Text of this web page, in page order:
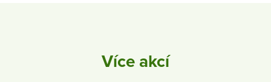
Více akcí